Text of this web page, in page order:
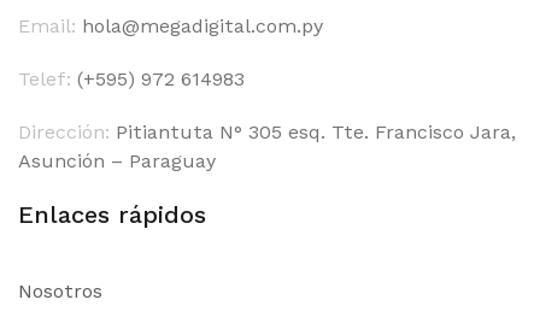
Email: hola@megadigital.com.py
Telef: (+595) 972 614983
Dirección: Pitiantuta N° 305 esq. Tte. Francisco Jara,
Asunción – Paraguay
Enlaces rápidos
Nosotros